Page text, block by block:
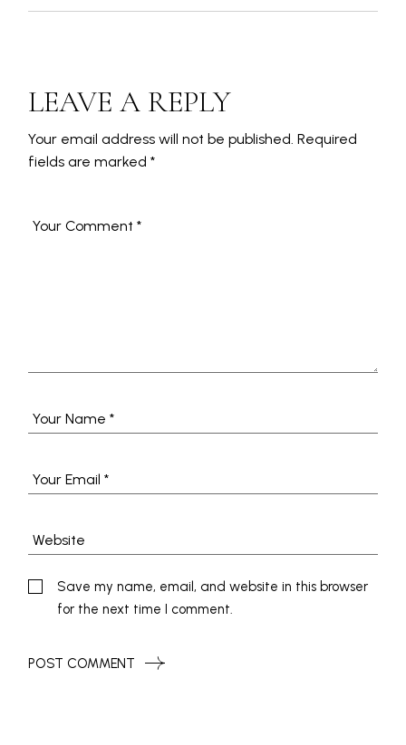
LEAVE A REPLY
Your email address will not be published. Required
fields are marked*
Save my name, email, and website in this browser
for the next time I comment.
POST COMMENT